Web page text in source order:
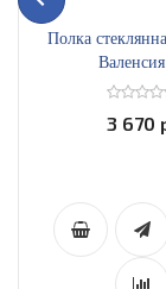
Полка
3 670